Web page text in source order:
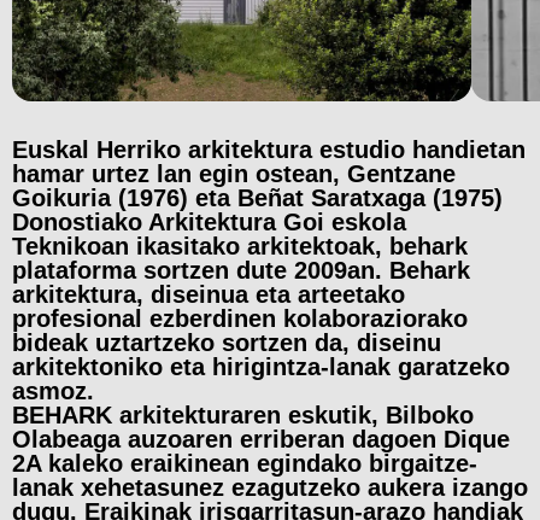
Euskal Herriko arkitektura estudio handietan
hamar urtez lan egin ostean, Gentzane
Goikuria (1976) eta Beñat Saratxaga (1975)
Donostiako Arkitektura Goi eskola
Teknikoan ikasitako arkitektoak, behark
plataforma sortzen dute 2009an. Behark
arkitektura, diseinua eta arteetako
profesional ezberdinen kolaboraziorako
bideak uztartzeko sortzen da, diseinu
arkitektoniko eta hirigintza-lanak garatzeko
asmoz.
BEHARK arkitekturaren eskutik, Bilboko
Olabeaga auzoaren erriberan dagoen Dique
2A kaleko eraikinean egindako birgaitze-
lanak xehetasunez ezagutzeko aukera izango
dugu. Eraikinak irisgarritasun-arazo handiak